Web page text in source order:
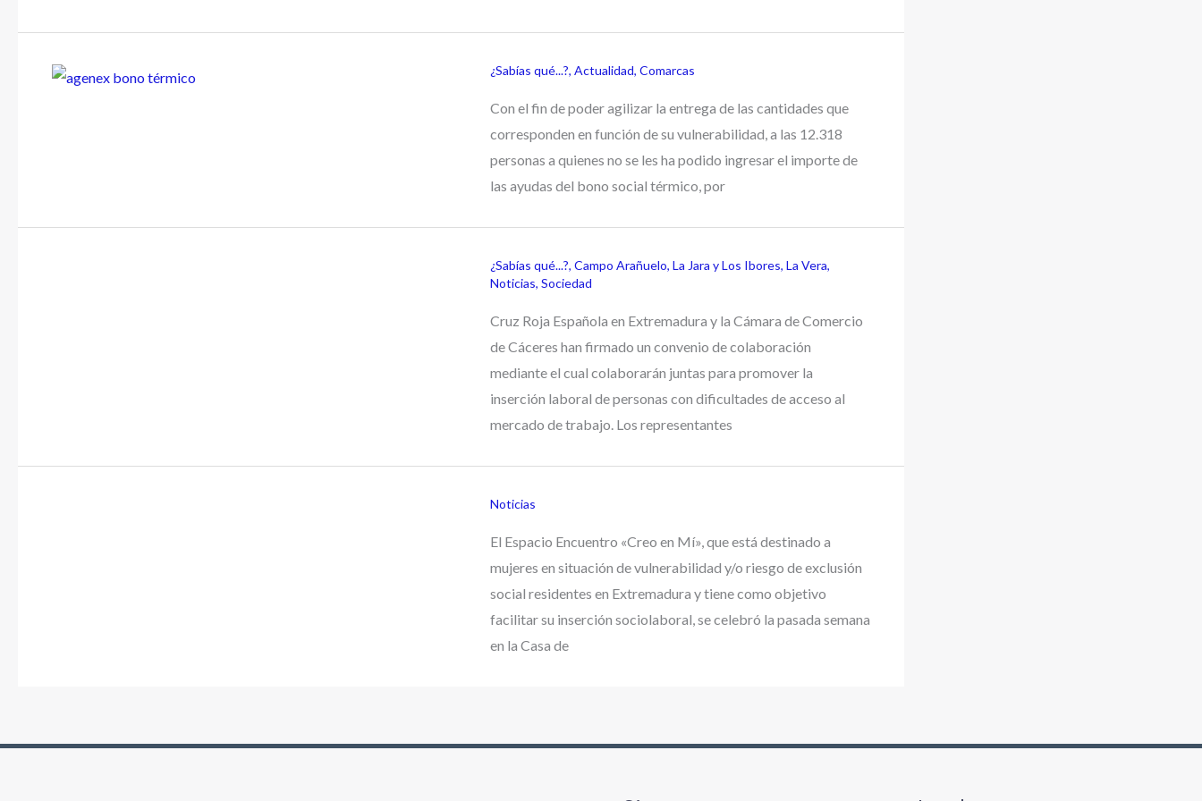
¿Sabías qué...?, Actualidad, Comarcas
Con el fin de poder agilizar la entrega de las cantidades que
corresponden en función de su vulnerabilidad, a las 12.318
personas a quienes no se les ha podido ingresar el importe de
las ayudas del bono social térmico, por
¿Sabías qué...?, Campo Arañuelo, La Jara y Los Ibores, La Vera,
Noticias, Sociedad
Cruz Roja Española en Extremadura y la Cámara de Comercio
de Cáceres han firmado un convenio de colaboración
mediante el cual colaborarán juntas para promover la
inserción laboral de personas con dificultades de acceso al
mercado de trabajo. Los representantes
Noticias
El Espacio Encuentro «Creo en Mí», que está destinado a
mujeres en situación de vulnerabilidad y/o riesgo de exclusión
social residentes en Extremadura y tiene como objetivo
facilitar su inserción sociolaboral, se celebró la pasada semana
en la Casa de